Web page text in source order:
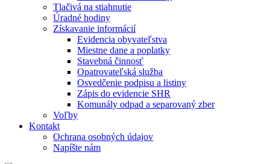
Tlačivá na stiahnutie
Úradné hodiny
Získavanie informácií
Evidencia obyvateľstva
Miestne dane a poplatky
Stavebná činnosť
Opatrovateľská služba
Osvedčenie podpisu a listiny
Zápis do evidencie SHR
Komunály odpad a separovaný zber
Voľby
Kontakt
Ochrana osobných údajov
Napíšte nám